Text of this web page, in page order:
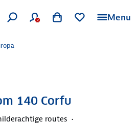
Menu
140 Corfu
routes